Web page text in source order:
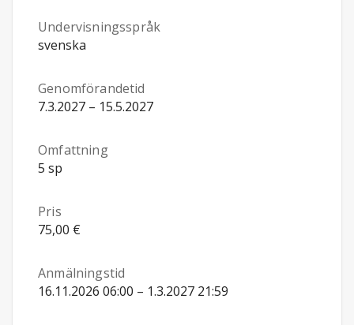
Undervisningsspråk
svenska
Genomförandetid
7.3.2027 – 15.5.2027
Omfattning
5 sp
Pris
75,00 €
Anmälningstid
16.11.2026 06:00 – 1.3.2027 21:59